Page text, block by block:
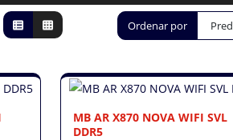
Ordenar por
MB AR X870 NOVA WIFI SVL
DDR5